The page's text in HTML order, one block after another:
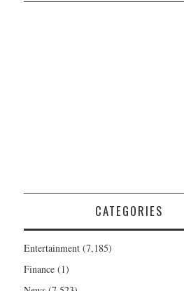
CATEGORIES
Entertainment (7,185)
Finance (1)